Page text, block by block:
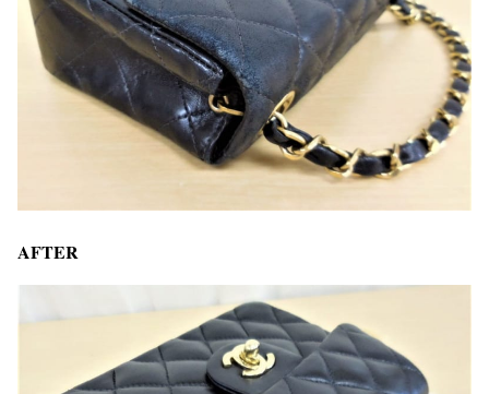
AFTER